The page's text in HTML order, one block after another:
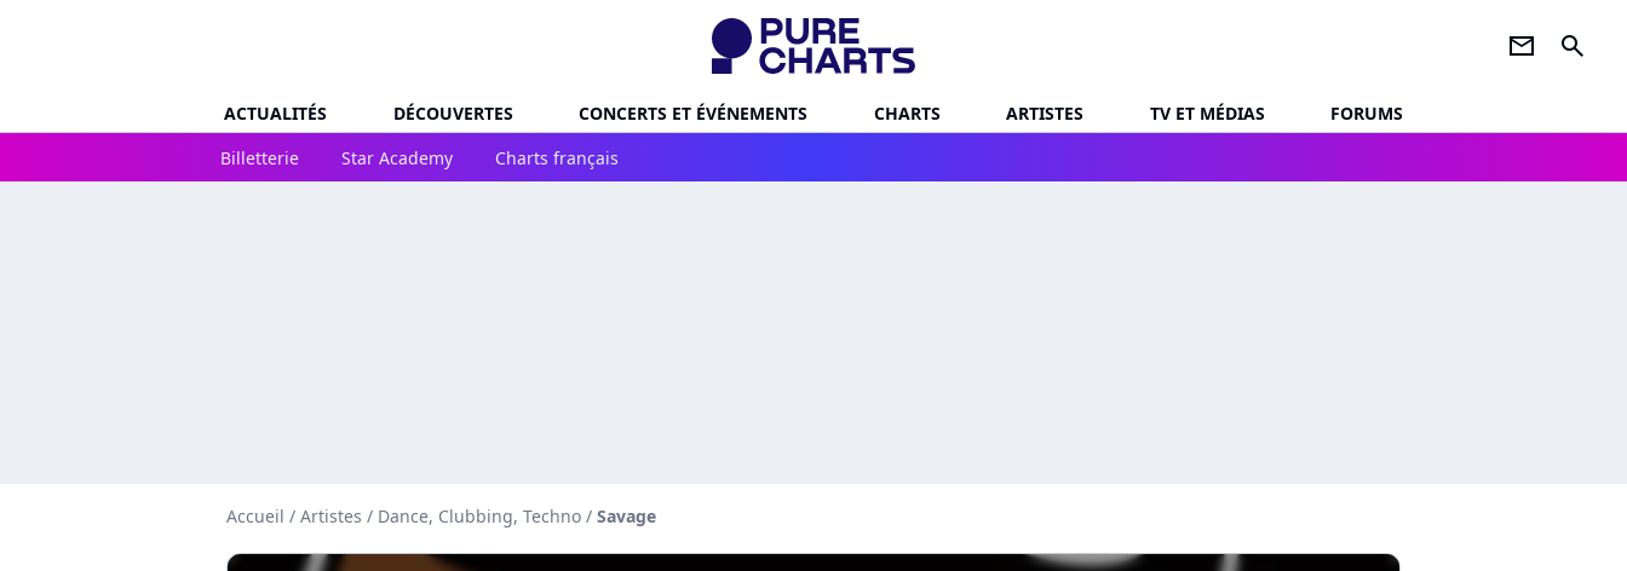
newsletter search
ACTUALITÉS DÉCOUVERTES CONCERTS ET ÉVÉNEMENTS CHARTS ARTISTES TV ET MÉDIAS
FORUMS
Billetterie
Star Academy Charts français
Accueil / Artistes / Dance, Clubbing, Techno / Savage